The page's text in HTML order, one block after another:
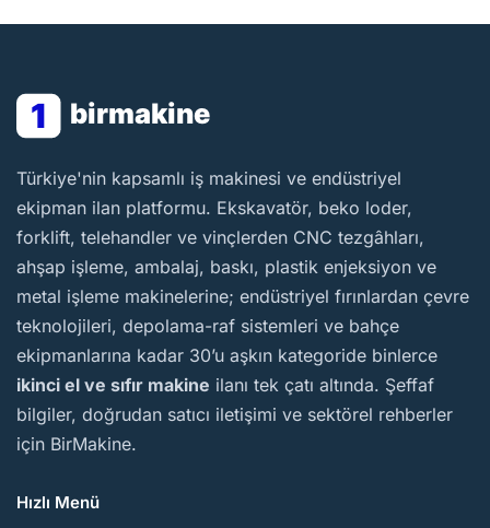
1 birmakine
BirMakine
Türkiye'nin kapsamlı iş makinesi ve endüstriyel
ekipman ilan platformu. Ekskavatör, beko loder,
forklift, telehandler ve vinçlerden CNC tezgâhları,
ahşap işleme, ambalaj, baskı, plastik enjeksiyon ve
metal işleme makinelerine; endüstriyel fırınlardan çevre
teknolojileri, depolama-raf sistemleri ve bahçe
ekipmanlarına kadar 30’u aşkın kategoride binlerce
ikinci el ve sıfır makine ilanı tek çatı altında. Şeffaf
bilgiler, doğrudan satıcı iletişimi ve sektörel rehberler
için BirMakine.
Hızlı Menü